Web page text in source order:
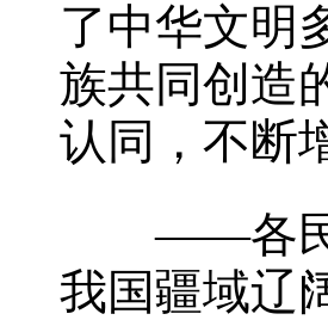
了中华文明
族共同创造
认同，不断
——各民族
我国疆域辽